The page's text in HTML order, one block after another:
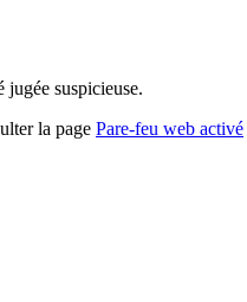
jugée suspicieuse.
la page Pare-feu web activé